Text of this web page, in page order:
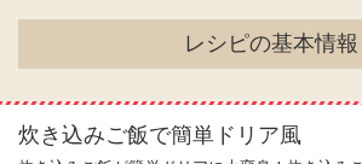
レシピの基本情報
炊き込みご飯で簡単ドリア風